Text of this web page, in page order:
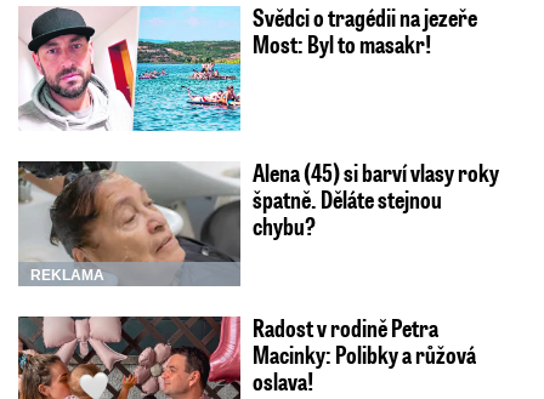
Svědci o tragédii na jezeře
Most: Byl to masakr!
REKLAMA
Alena (45) si barví vlasy roky
špatně. Děláte stejnou
chybu?
Radost v rodině Petra
Macinky: Polibky a růžová
oslava!